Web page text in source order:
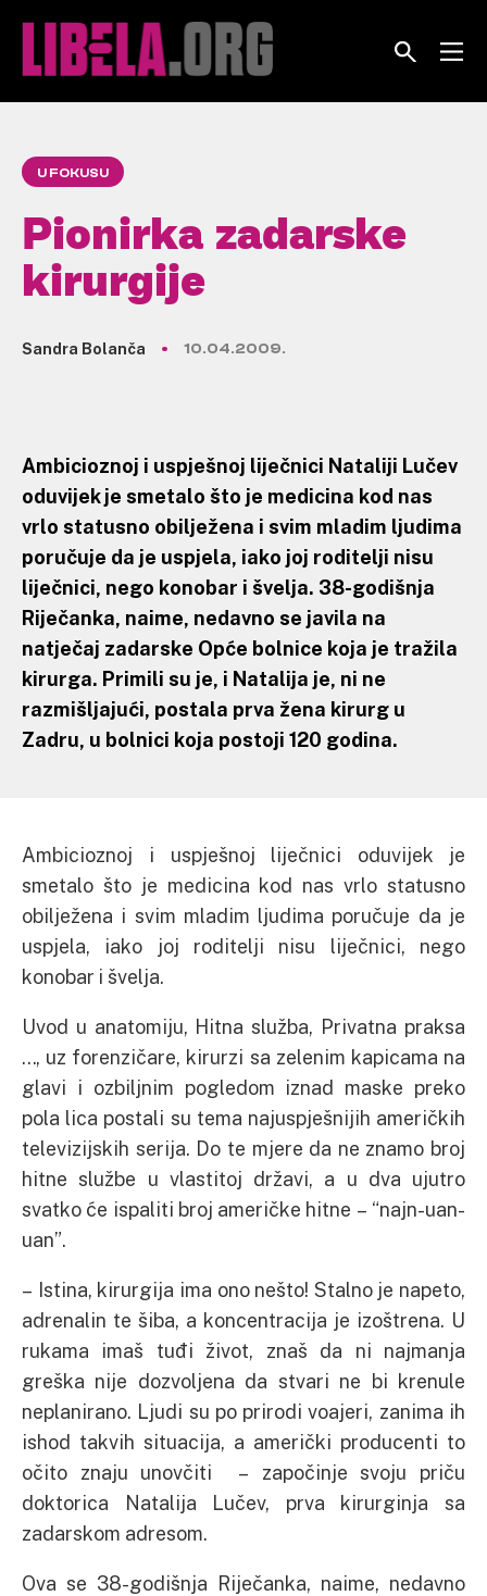
U FOKUSU
Pionirka zadarske
kirurgije
Sandra Bolanča 10.04.2009.
Ambicioznoj i uspješnoj liječnici Nataliji Lučev
oduvijek je smetalo što je medicina kod nas
vrlo statusno obilježena i svim mladim ljudima
poručuje da je uspjela, iako joj roditelji nisu
liječnici, nego konobar i švelja. 38-godišnja
Riječanka, naime, nedavno se javila na
natječaj zadarske Opće bolnice koja je tražila
kirurga. Primili su je, i Natalija je, ni ne
razmišljajući, postala prva žena kirurg u
Zadru, u bolnici koja postoji 120 godina.
Ambicioznoj i uspješnoj liječnici oduvijek je
smetalo što je medicina kod nas vrlo statusno
obilježena i svim mladim ljudima poručuje da je
uspjela, iako joj roditelji nisu liječnici, nego
konobar i švelja.
Uvod u anatomiju, Hitna služba, Privatna praksa
…, uz forenzičare, kirurzi sa zelenim kapicama na
glavi i ozbiljnim pogledom iznad maske preko
pola lica postali su tema najuspješnijih američkih
televizijskih serija. Do te mjere da ne znamo broj
hitne službe u vlastitoj državi, a u dva ujutro
svatko će ispaliti broj američke hitne – “najn-uan-
uan”.
– Istina, kirurgija ima ono nešto! Stalno je napeto,
adrenalin te šiba, a koncentracija je izoštrena. U
rukama imaš tuđi život, znaš da ni najmanja
greška nije dozvoljena da stvari ne bi krenule
neplanirano. Ljudi su po prirodi voajeri, zanima ih
ishod takvih situacija, a američki producenti to
očito znaju unovčiti – započinje svoju priču
doktorica Natalija Lučev, prva kirurginja sa
zadarskom adresom.
Ova se 38-godišnja Riječanka, naime, nedavno